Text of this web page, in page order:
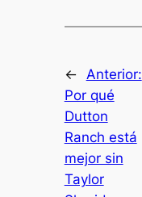
←
Anterior:
Por qué
Dutton
Ranch está
mejor sin
Taylor